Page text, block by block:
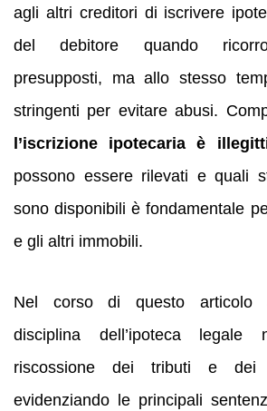
agli altri creditori di iscrivere
del debitore quando
presupposti, ma allo stesso
stringenti per evitare abusi.
l’iscrizione ipotecaria è
possono essere rilevati e quali
sono disponibili è fondamentale
e gli altri immobili.
Nel corso di questo articolo
disciplina dell’ipoteca legale
riscossione dei tributi e dei
evidenziando le principali